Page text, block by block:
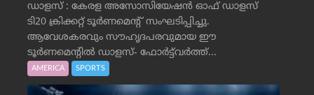
ഡാളസ് : കേരള അസോസിയേഷൻ ഓഫ് ഡാളസ്
ടി20 ക്രിക്കറ്റ് ടൂർണമെന്റ് സംഘടിപ്പിച്ചു.
ആവേശകരവും സൗഹൃദപരവുമായ ഈ
ടൂർണമെന്റിൽ ഡാളസ്- ഫോർട്ട്‌വര്‍ത്ത്...
AMERICA SPORTS